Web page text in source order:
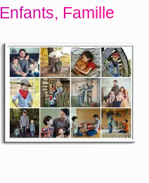
Famille